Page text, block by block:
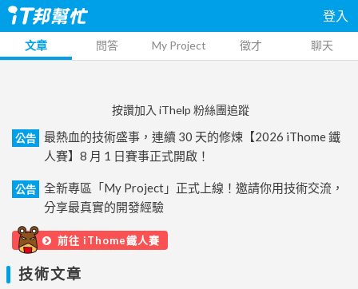
登入
文章 問答 My Project 徵才 聊天
按讚加入 iThelp 粉絲團追蹤
公告
最熱血的技術盛事，連續 30 天的修煉【2026 iThome 鐵
人賽】8 月 1 日賽事正式開啟！
公告
全新專區「My Project」正式上線！邀請你用技術交流，
分享最真實的開發經驗
前往 iThome鐵人賽
技術文章